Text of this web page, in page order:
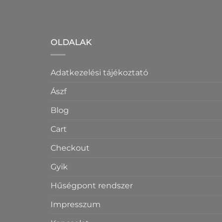
OLDALAK
Adatkezelési tájékoztató
Ászf
Blog
Cart
Checkout
Gyik
Hűségpont rendszer
Impresszum